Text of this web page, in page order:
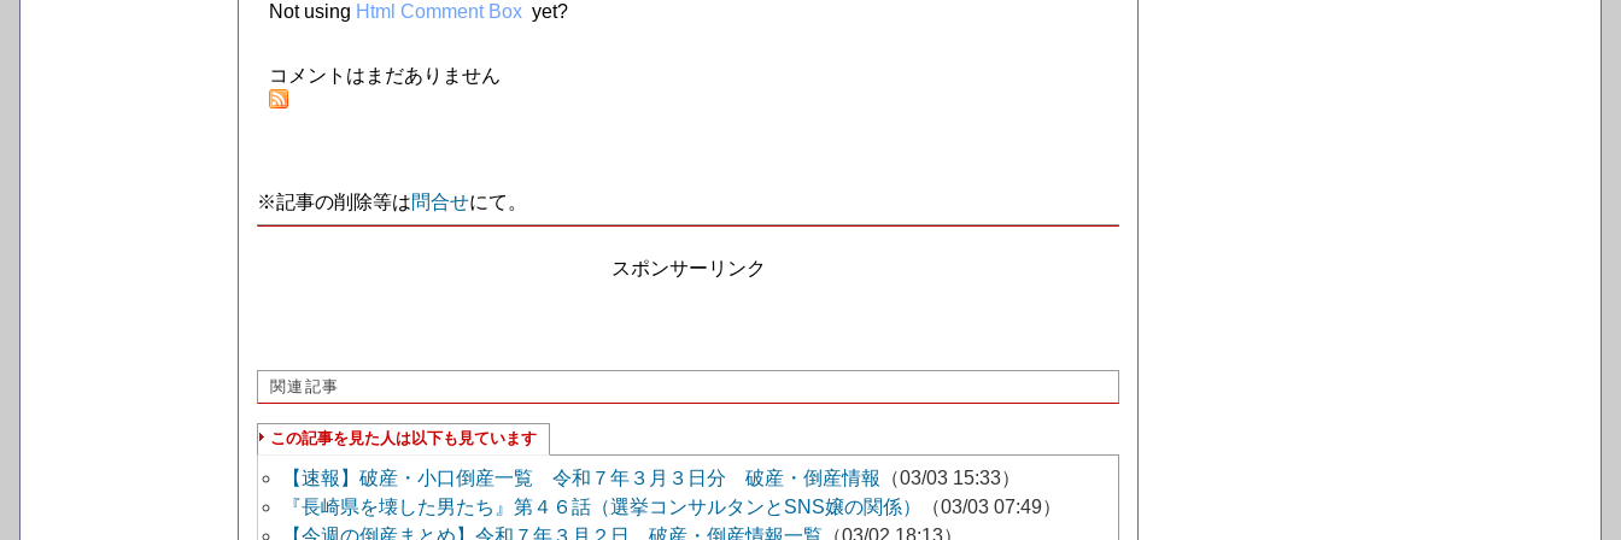
Not using Html Comment Box yet?
コメントはまだありません
※記事の削除等は問合せにて。
スポンサーリンク
関連記事
この記事を見た人は以下も見ています
【速報】破産・小口倒産一覧 令和７年３月３日分 破産・倒産情報
（03/03 15:33）
『長崎県を壊した男たち』第４６話（選挙コンサルタンとSNS嬢の関係）
（03/03 07:49）
【今週の倒産まとめ】令和７年３月２日 破産・倒産情報一覧 （03/02 18:13）